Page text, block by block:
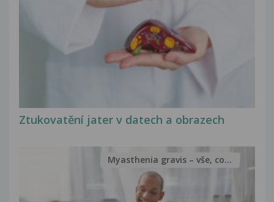
Ztukovatění jater v datech a obrazech
Myasthenia gravis – vše, co...